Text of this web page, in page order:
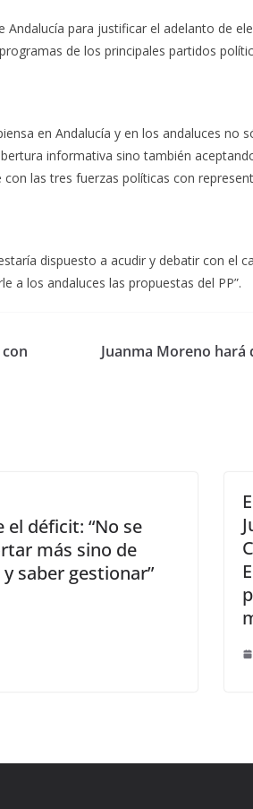
para justificar el adelanto de
de los principales partidos
en Andalucía y en los andaluces no
informativa sino también
las tres fuerzas políticas con
dispuesto a acudir y debatir con el
a los andaluces las propuestas del PP”.
Juanma Moreno hará
el déficit: “No se
más sino de
saber gestionar”